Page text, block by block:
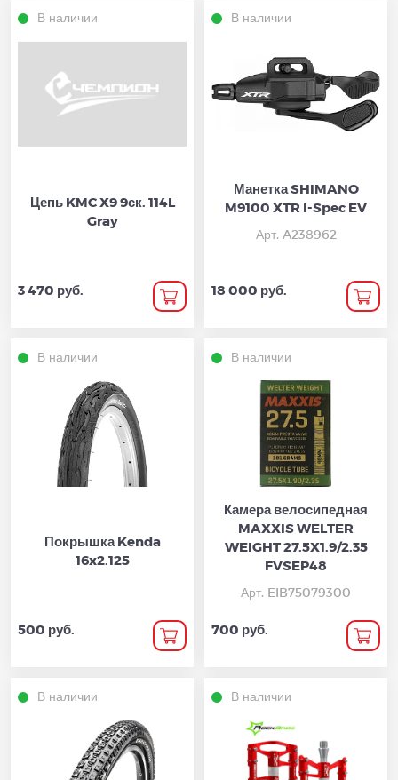
В наличии
Цепь KMC X9 9ск. 114L
Gray
3 470 руб.
В наличии
Манетка SHIMANO
M9100 XTR I-Spec EV
Арт. A238962
18 000 руб.
В наличии
Покрышка Kenda
16x2.125
500 руб.
В наличии
Камера велосипедная
MAXXIS WELTER
WEIGHT 27.5X1.9/2.35
FVSEP48
Арт. EIB75079300
700 руб.
В наличии В наличии